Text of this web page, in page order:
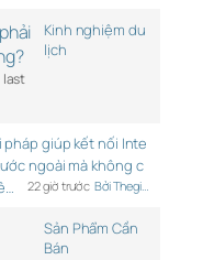
last
Kinh nghiệm du
lịch
pháp giúp kết nối Inte
ngoài mà không c
22 giờ trước Bởi Thegi…
Sản Phẩm Cần
Bán